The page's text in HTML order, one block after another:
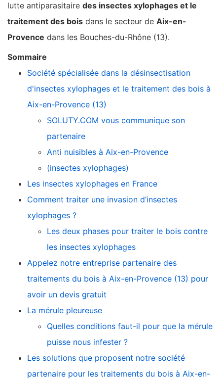
lutte antiparasitaire des insectes xylophages et le
traitement des bois dans le secteur de Aix-en-
Provence dans les Bouches-du-Rhône (13).
Sommaire
Société spécialisée dans la désinsectisation
d'insectes xylophages et le traitement des bois à
Aix-en-Provence (13)
SOLUTY.COM vous communique son
partenaire
Anti nuisibles à Aix-en-Provence
(insectes xylophages)
Les insectes xylophages en France
Comment traiter une invasion d’insectes
xylophages ?
Les deux phases pour traiter le bois contre
les insectes xylophages
Appelez notre entreprise partenaire des
traitements du bois à Aix-en-Provence (13) pour
avoir un devis gratuit
La mérule pleureuse
Quelles conditions faut-il pour que la mérule
puisse nous infester ?
Les solutions que proposent notre société
partenaire pour les traitements du bois à Aix-en-